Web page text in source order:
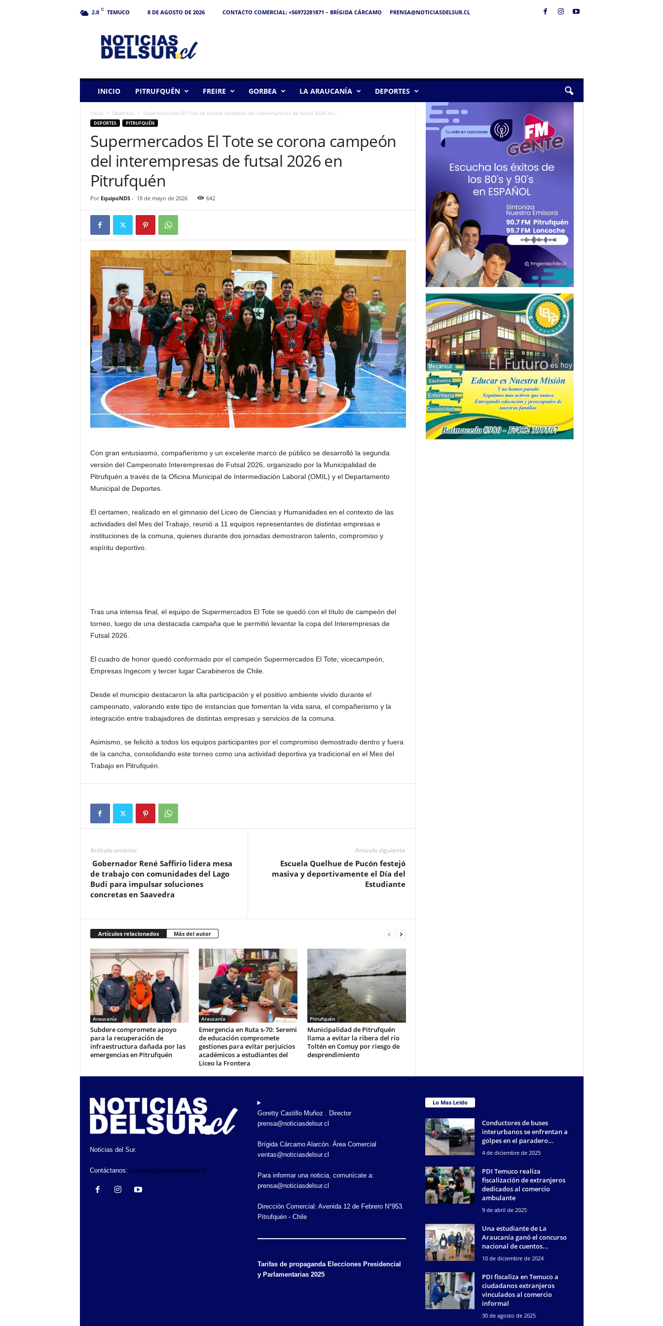
2.8 C TEMUCO 8 DE AGOSTO DE 2026 CONTACTO COMERCIAL: +56972281871 – BRÍGIDA CÁRCAMO
PRENSA@NOTICIASDELSUR.CL
INICIO PITRUFQUÉN FREIRE GORBEA LA ARAUCANÍA DEPORTES
Inicio Deportes Supermercados El Tote se corona campeón del interempresas de futsal 2026 en...
DEPORTES PITRUFQUÉN
Supermercados El Tote se corona campeón
del interempresas de futsal 2026 en
Pitrufquén
Por EquipoNDS- 18 de mayo de 2026 642
Con gran entusiasmo, compañerismo y un excelente marco de público se desarrolló la segunda
versión del Campeonato Interempresas de Futsal 2026, organizado por la Municipalidad de
Pitrufquén a través de la Oficina Municipal de Intermediación Laboral (OMIL) y el Departamento
Municipal de Deportes.
El certamen, realizado en el gimnasio del Liceo de Ciencias y Humanidades en el contexto de las
actividades del Mes del Trabajo, reunió a 11 equipos representantes de distintas empresas e
instituciones de la comuna, quienes durante dos jornadas demostraron talento, compromiso y
espíritu deportivo.
Tras una intensa final, el equipo de Supermercados El Tote se quedó con el título de campeón del
torneo, luego de una destacada campaña que le permitió levantar la copa del Interempresas de
Futsal 2026.
El cuadro de honor quedó conformado por el campeón Supermercados El Tote; vicecampeón,
Empresas Ingecom y tercer lugar Carabineros de Chile.
Desde el municipio destacaron la alta participación y el positivo ambiente vivido durante el
campeonato, valorando este tipo de instancias que fomentan la vida sana, el compañerismo y la
integración entre trabajadores de distintas empresas y servicios de la comuna.
Asimismo, se felicitó a todos los equipos participantes por el compromiso demostrado dentro y fuera
de la cancha, consolidando este torneo como una actividad deportiva ya tradicional en el Mes del
Trabajo en Pitrufquén.
Artículo anterior
Gobernador René Saffirio lidera mesa
de trabajo con comunidades del Lago
Budi para impulsar soluciones
concretas en Saavedra
Artículo siguiente
Escuela Quelhue de Pucón festejó
masiva y deportivamente el Día del
Estudiante
Artículos relacionados Más del autor
Araucanía
Subdere compromete apoyo
para la recuperación de
infraestructura dañada por las
emergencias en Pitrufquén
Araucanía
Emergencia en Ruta s-70: Seremi
de educación compromete
gestiones para evitar perjuicios
académicos a estudiantes del
Liceo la Frontera
Pitrufquén
Municipalidad de Pitrufquén
llama a evitar la ribera del río
Toltén en Comuy por riesgo de
desprendimiento
Noticias del Sur.
Contáctanos: contacto@noticiasdelsur.cl
Goretty Castillo Muñoz . Director
prensa@noticiasdelsur.cl
Brígida Cárcamo Alarcón. Área Comercial
ventas@noticiasdelsur.cl
Para informar una noticia, comunícate a:
prensa@noticiasdelsur.cl
Dirección Comercial: Avenida 12 de Febrero N°953.
Pitrufquén - Chile
Tarifas de propaganda Elecciones Presidencial
y Parlamentarias 2025
Lo Mas Leido
Conductores de buses
interurbanos se enfrentan a
golpes en el paradero...
4 de diciembre de 2025
PDI Temuco realiza
fiscalización de extranjeros
dedicados al comercio
ambulante
9 de abril de 2025
Una estudiante de La
Araucanía ganó el concurso
nacional de cuentos...
10 de diciembre de 2024
PDI fiscaliza en Temuco a
ciudadanos extranjeros
vinculados al comercio
informal
30 de agosto de 2025